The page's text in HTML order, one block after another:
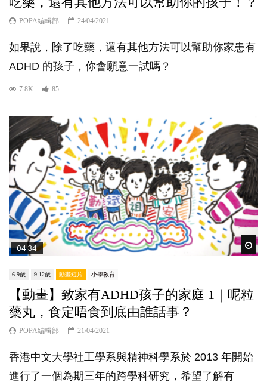
POPA編輯部 24/04/2021
如果說，除了吃藥，還有其他方法可以幫助你家患有
ADHD 的孩子，你會願意一試嗎？
7.8K 85
04:34
6-9歲 9-12歲 動畫短片 小學教育
【動畫】致家有ADHD孩子的家庭 1｜呢粒
藥丸，食定唔食到底由誰話事？
POPA編輯部 21/04/2021
香港中文大學社工學系與精神科學系於 2013 年開始
進行了一個為期三年的跨學科研究，希望了解有